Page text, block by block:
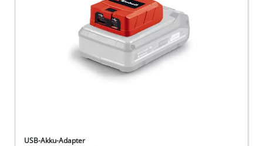
USB-Akku-Adapter